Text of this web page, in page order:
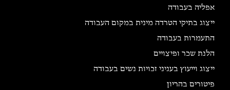
אפליה בעבודה
ייצוג בתיקי הטרדה מינית במקום העבודה
התעמרות בעבודה
הלנת שכר ופיצויים
ייצוג וייעוץ בעניני זכויות נשים בעבודה
פיטורים בהריון